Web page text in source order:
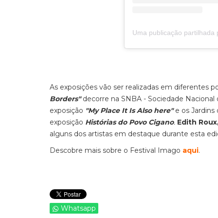
As exposições vão ser realizadas em diferentes
Borders"decorre na SNBA - Sociedade Nacional
exposição "My Place It Is Also here" e os
exposição Histórias do Povo Cigano. Edith
alguns dos artistas em destaque durante esta
Descobre mais sobre o Festival Imago aqui.
Whatsapp